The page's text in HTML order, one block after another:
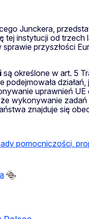
Junckera,
instytucji od
przyszłości
są określone w art. 5
uprawnień
wykonywanie
znajduje się
pomocniczości,